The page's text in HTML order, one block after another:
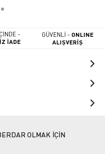
-
İADE
GÜVENLİ - ONLINE
ALIŞVERİŞ
OLMAK İÇİN